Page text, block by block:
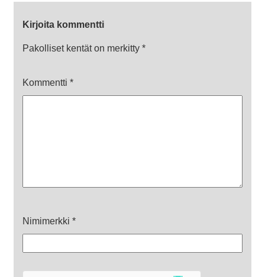
Kirjoita kommentti
Pakolliset kentät on merkitty *
Kommentti *
Nimimerkki *